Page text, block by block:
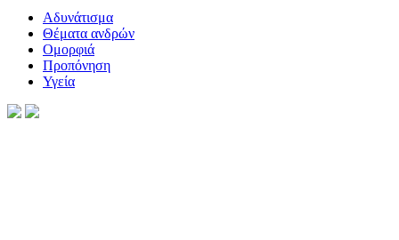
Αδυνάτισμα
Θέματα ανδρών
Ομορφιά
Προπόνηση
Υγεία